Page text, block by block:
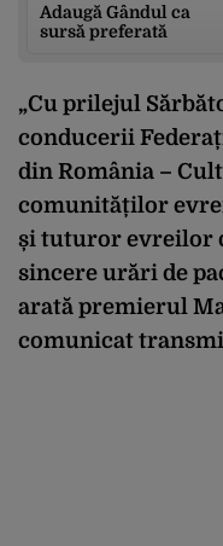
Adaugă Gândul ca
sursă preferată
„Cu prilejul
conducerii
din România –
comunităților
și tuturor evreilor
sincere urări de
arată premierul
comunicat